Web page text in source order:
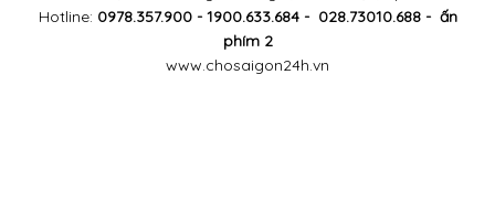
Hotline: 0978.357.900 - 1900.633.684 - 028.73010.688 - ấn
phím 2
www.chosaigon24h.vn